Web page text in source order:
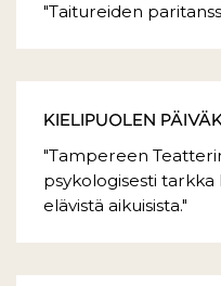
"Taitureiden
KIELIPUOLEN
"Tampereen
psykologisesti
elävistä aikuisista."